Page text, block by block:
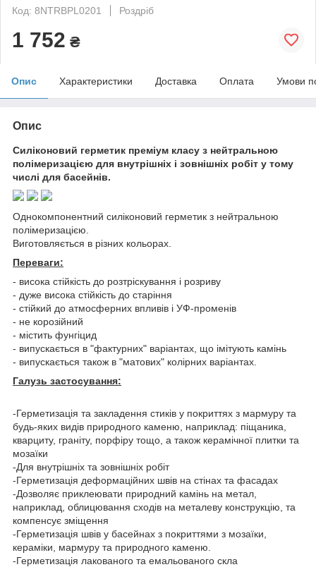
Код: 8NTRBPL0201
Роздріб
1 752 ₴
Опис Характеристики Доставка Оплата Умови
Опис
Силіконовий герметик преміум класу з нейтральною
полімеризацією для внутрішніх і зовнішніх робіт у тому
числі для басейнів.
Однокомпонентний силіконовий герметик з нейтральною
полімеризацією.
Виготовляється в різних кольорах.
Переваги:
- висока стійкість до розтріскування і розриву
- дуже висока стійкість до старіння
- стійкий до атмосферних впливів і УФ-променів
- не корозійний
- містить фунгіцид
- випускається в "фактурних" варіантах, що імітують камінь
- випускається також в "матових" колірних варіантах.
Галузь застосування:
-Герметизація та закладення стиків у покриттях з мармуру та
будь-яких видів природного каменю, наприклад: піщаника,
кварциту, граніту, порфіру тощо, а також керамічної плитки та
мозаїки
-Для внутрішніх та зовнішніх робіт
-Герметизація деформаційних швів на стінах та фасадах
-Дозволяє приклеювати природний камінь на метал,
наприклад, облицювання сходів на металеву конструкцію, та
компенсує зміщення
-Герметизація швів у басейнах з покриттями з мозаїки,
кераміки, мармуру та природного каменю.
-Герметизація лакованого та емальованого скла